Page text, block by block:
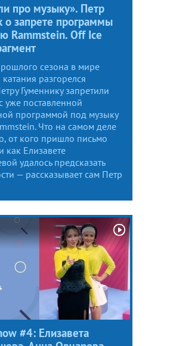
про музыку». Петр
о запрете программы
Rammstein. Off Ice
сезона в мире
разгорелся
Гуменнику запретили
уже поставленной
программой под музыку
Что на самом деле
от кого пришло письмо
как Елизавете
удалось предсказать
— рассказывает сам Петр
#4: Елизавета